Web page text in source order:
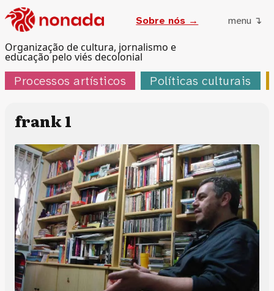
Organização de cultura, jornalismo e
educação pelo viés decolonial
Sobre nós → menu ↴
Processos artísticos Políticas culturais
frank 1